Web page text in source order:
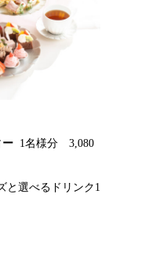
ー 1名様分 3,080
と選べるドリンク1